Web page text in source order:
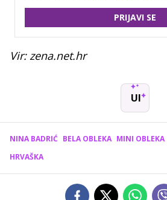
PRIJAVI SE
Vir: zena.net.hr
UI
NINA BADRIĆ BELA OBLEKA MINI OBLEKA
HRVAŠKA